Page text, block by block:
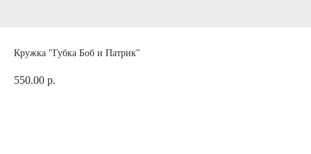
Кружка "Губка Боб и Патрик"
550.00 р.